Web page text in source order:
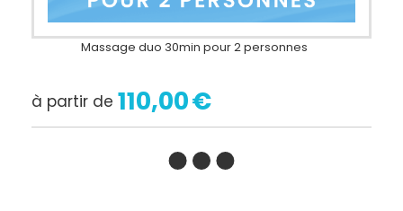
Massage duo 30min pour 2 personnes
à partir de 110,00€